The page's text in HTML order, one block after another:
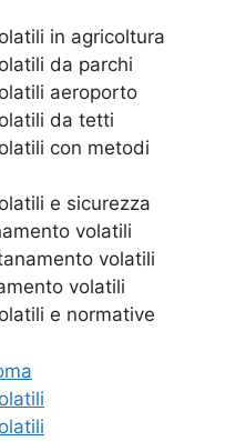
in agricoltura
da parchi
aeroporto
da tetti
con metodi
e sicurezza
volatili
volatili
volatili
e normative